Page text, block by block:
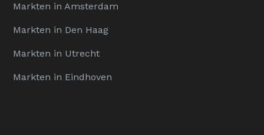
Markten in Amsterdam
Markten in Den Haag
Markten in Utrecht
Markten in Eindhoven